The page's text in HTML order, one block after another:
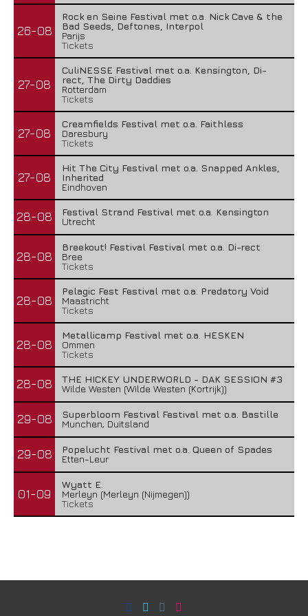
26-08
Rock en Seine Festival met o.a. Nick Cave & the
Bad Seeds, Deftones, Interpol
Parijs
Tickets
27-08
CuliNESSE Festival met o.a. Kensington, Di-
rect, The Dirty Daddies
Rotterdam
Tickets
27-08
Creamfields Festival met o.a. Faithless
Daresbury
Tickets
27-08
Hit The City Festival met o.a. Snapped Ankles,
Inherited
Eindhoven
28-08
Festival Strand Festival met o.a. Kensington
Utrecht
28-08
Breekout! Festival Festival met o.a. Di-rect
Bree
Tickets
28-08
Pelagic Fest Festival met o.a. Predatory Void
Maastricht
Tickets
28-08
Metallicamp Festival met o.a. HESKEN
Ommen
Tickets
28-08
THE HICKEY UNDERWORLD - DAK SESSION #3
Wilde Westen (Wilde Westen (Kortrijk))
29-08
Superbloom Festival Festival met o.a. Bastille
Munchen, Duitsland
29-08
Popelucht Festival met o.a. Queen of Spades
Etten-Leur
01-09
Wyatt E.
Merleyn (Merleyn (Nijmegen))
Tickets